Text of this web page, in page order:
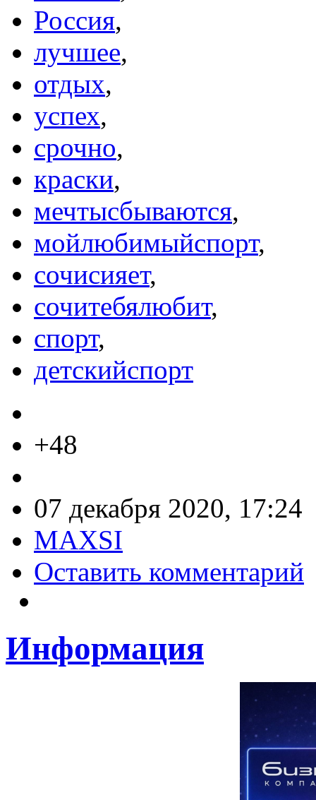
Россия,
лучшее,
отдых,
успех,
срочно,
краски,
мечтысбываются,
мойлюбимыйспорт,
сочисияет,
сочитебялюбит,
спорт,
детскийспорт
+48
07 декабря 2020, 17:24
MAXSI
Оставить комментарий
Информация